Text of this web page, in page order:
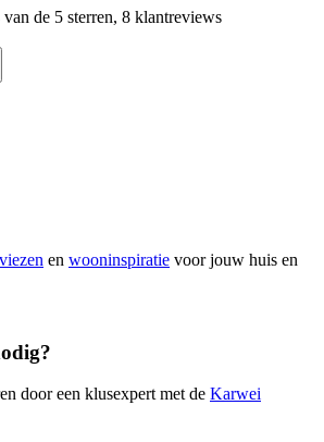
de 5 sterren, 8 klantreviews
en wooninspiratie voor jouw huis en
door een klusexpert met de Karwei